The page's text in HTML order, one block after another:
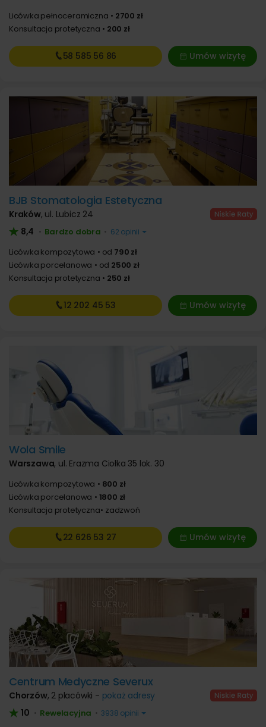
Licówka pełnoceramiczna
2700 zł
Konsultacja protetyczna
200 zł
Umów wizytę
58 585 56 86
BJB Stomatologia Estetyczna
Kraków, ul. Lubicz 24
8,4 • Bardzo dobra • 62 opinii
Licówka kompozytowa od 790 zł
Licówka porcelanowa
od 2500 zł
Konsultacja protetyczna
250 zł
Umów wizytę
12 202 45 53
Wola Smile
Warszawa, ul. Erazma Ciołka 35 lok. 30
Licówka kompozytowa
800 zł
Licówka porcelanowa
1800 zł
Konsultacja protetyczna zadzwoń
Umów wizytę
22 626 53 27
Centrum Medyczne Severux
Chorzów, 2 placówki - pokaż adresy
10 • Rewelacyjna • 3938 opinii